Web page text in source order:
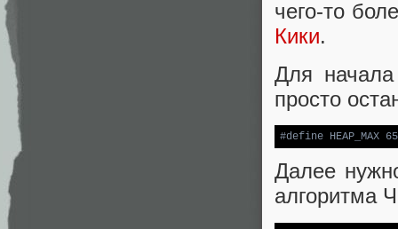
чего-то
Кики.
Для
просто
#define HEAP_MAX
Далее
алгоритма